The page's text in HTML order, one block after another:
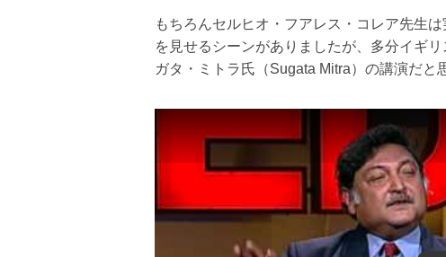
もちろんセルヒオ・フアレス・コレア先生
を見せるシーンがありましたが、多分イギ
ガタ・ミトラ氏（Sugata Mitra）の講演だと